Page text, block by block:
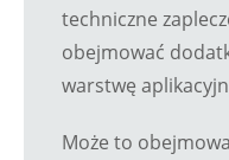
techniczne
obejmować
warstwę
Może to